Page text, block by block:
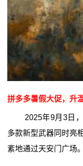
拼多多暑假大促，升
2025年9月3日
多款新型武器同时亮
紊地通过天安门广场。